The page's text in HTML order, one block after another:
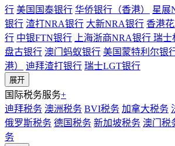
行 美国国泰银行 华侨银行（香港） 星展
银行 渣打NRA银行 大新NRA银行 香港
行 中银FTN银行 上海浙商NRA银行 瑞士
盘古银行 澳门蚂蚁银行 美国蒙特利尔银
港）
迪拜渣打银行 瑞士LGT银行
展开
国际税务服务+
迪拜税务 澳洲税务 BVI税务 加拿大税务
俄罗斯税务 德国税务 新加坡税务 澳门税
务